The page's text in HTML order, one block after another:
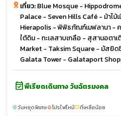
เที่ยว:Blue Mosque -
Palace - Seven Hills Café - ม้าไ
Hierapolis - พิพิธภัณฑ์เมฟลานา - ค
ใต้ดิน - ทะเลสาบเกลือ - สุสานอตา
Market - Taksim Square - มัสยิด
Galata Tower - Galataport
event_availableพีเรียดเดินทาง วันฉัตรมงคล
sunnyวันหยุดพิเศษlocal_fire_departmentโปรไฟไหม้confirmation_numberที่เหลือน้อย